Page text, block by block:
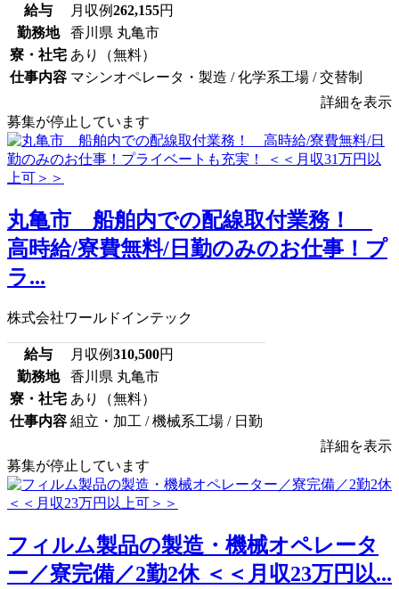
給与 月収例262,155円
勤務地
香川県 丸亀市
寮・社宅 あり（無料）
仕事内容 マシンオペレータ・製造 / 化学系工場 / 交替制
詳細を表示
募集が停止しています
丸亀市 船舶内での配線取付業務！
高時給/寮費無料/日勤のみのお仕事！プ
ラ...
株式会社ワールドインテック
給与 月収例310,500円
勤務地
香川県 丸亀市
寮・社宅 あり（無料）
仕事内容 組立・加工 / 機械系工場 / 日勤
詳細を表示
募集が停止しています
フィルム製品の製造・機械オペレータ
ー／寮完備／2勤2休 ＜＜月収23万円以...